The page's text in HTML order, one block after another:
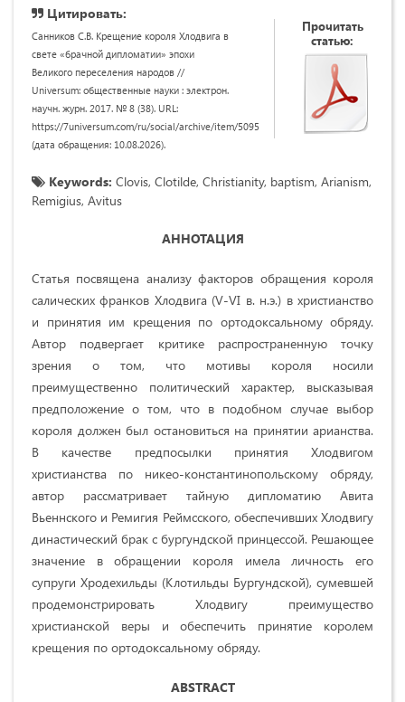
Цитировать:
Санников С.В. Крещение короля Хлодвига в
свете «брачной дипломатии» эпохи
Великого переселения народов //
Universum: общественные науки : электрон.
научн. журн. 2017. № 8 (38). URL:
https://7universum.com/ru/social/archive/item/5095
(дата обращения: 10.08.2026).
Прочитать
статью:
Keywords: Clovis, Clotilde, Christianity, baptism, Arianism,
Remigius, Avitus
АННОТАЦИЯ
Статья посвящена анализу факторов обращения короля
салических франков Хлодвига (V-VI в. н.э.) в христианство
и принятия им крещения по ортодоксальному обряду.
Автор подвергает критике распространенную точку
зрения о том, что мотивы короля носили
преимущественно политический характер, высказывая
предположение о том, что в подобном случае выбор
короля должен был остановиться на принятии арианства.
В качестве предпосылки принятия Хлодвигом
христианства по никео-константинопольскому обряду,
автор рассматривает тайную дипломатию Авита
Вьеннского и Ремигия Реймсского, обеспечивших Хлодвигу
династический брак с бургундской принцессой. Решающее
значение в обращении короля имела личность его
супруги Хродехильды (Клотильды Бургундской), сумевшей
продемонстрировать Хлодвигу преимущество
христианской веры и обеспечить принятие королем
крещения по ортодоксальному обряду.
ABSTRACT